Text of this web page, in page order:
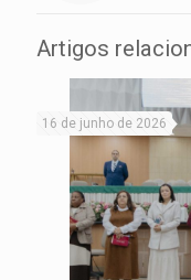
Artigos
16 de junho de 2026